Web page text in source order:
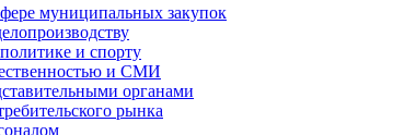
муниципальных закупок
и спорту
и СМИ
органами
рынка